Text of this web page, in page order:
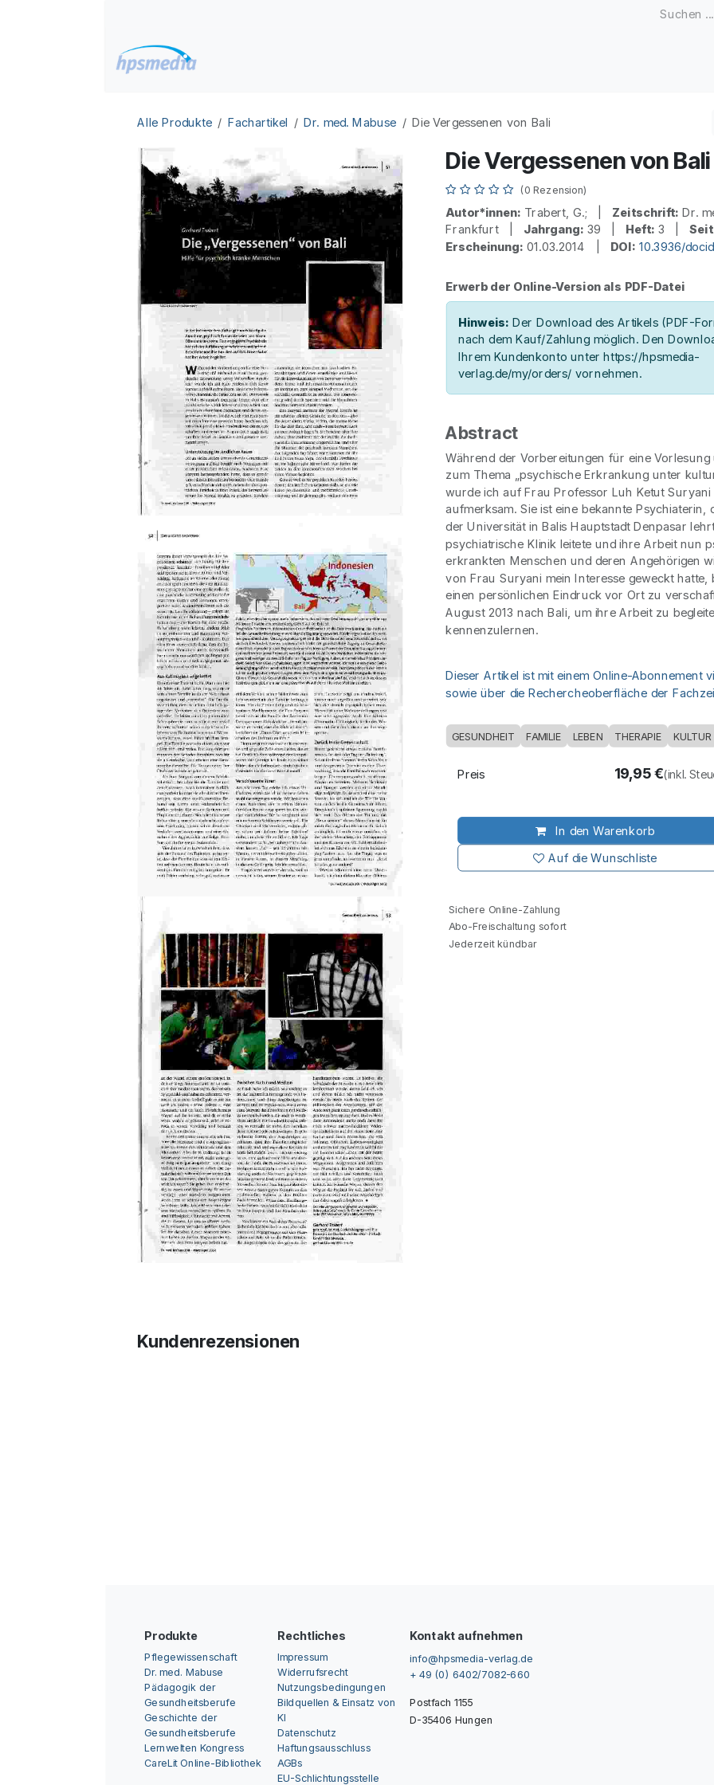
Alle Produkte Fachartikel Dr. med. Mabuse Die Vergessenen von Bali
Die Vergessenen von Bali
(0 Rezension)
Autor*innen: Trabert, G.; | Zeitschrift: Dr.
Frankfurt | Jahrgang: 39 | Heft: 3 |
Erscheinung: 01.03.2014 | DOI: 10.3936/
Erwerb der Online-Version als PDF-Datei
Hinweis: Der Download des Artikels (PDF-
nach dem Kauf/Zahlung möglich. Den
Ihrem Kundenkonto unter https://hpsmedia-
verlag.de/my/orders/ vornehmen.
Abstract
Während der Vorbereitungen für eine Vorlesung
zum Thema „psychische Erkrankung unter
wurde ich auf Frau Professor Luh Ketut Suryani
aufmerksam. Sie ist eine bekannte Psychiaterin,
der Universität in Balis Hauptstadt Denpasar
psychiatrische Klinik leitete und ihre Arbeit nun
erkrankten Menschen und deren Angehörigen
von Frau Suryani mein Interesse geweckt hatte,
einen persönlichen Eindruck vor Ort zu
August 2013 nach Bali, um ihre Arbeit zu
kennenzulernen.
Dieser Artikel ist mit einem Online-Abonnement
sowie über die Rechercheoberfläche der
GESUNDHEIT FAMILIE LEBEN THERAPIE KULTUR
In den Warenkorb
Auf die Wunschliste
Preis 19,95€(inkl.
Sichere Online-Zahlung
Abo-Freischaltung sofort
Jederzeit kündbar
Kundenrezensionen
Produkte
Pflegewissenschaft
Dr. med. Mabuse
Pädagogik der
Gesundheitsberufe
Geschichte der
Gesundheitsberufe
Lernwelten Kongress
CareLit Online-Bibliothek
Rechtliches
Impressum
Widerrufsrecht
Nutzungsbedingungen
Bildquellen & Einsatz von
KI
Datenschutz
Haftungsausschluss
AGBs
EU-Schlichtungsstelle
Kontakt aufnehmen
info@hpsmedia-verlag.de
+ 49 (0) 6402/7082-660
Postfach 1155
D-35406 Hungen